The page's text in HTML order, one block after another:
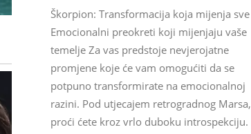
Škorpion: Transformacija koja mijenja sve
Emocionalni preokreti koji mijenjaju vaše
temelje Za vas predstoje nevjerojatne
promjene koje će vam omogućiti da se
potpuno transformirate na emocionalnoj
razini. Pod utjecajem retrogradnog Marsa,
proći ćete kroz vrlo duboku introspekciju.